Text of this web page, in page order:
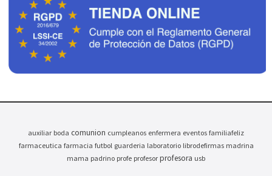
auxiliar boda comunion cumpleanos enfermera eventos familiafeliz
farmaceutica farmacia futbol guarderia laboratorio librodefirmas madrina
mama padrino profe profesor profesora usb